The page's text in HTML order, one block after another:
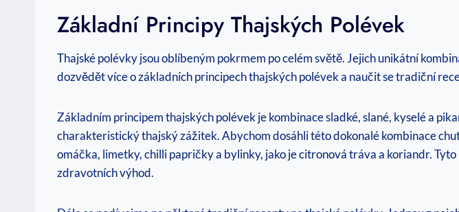
Základní Principy Thajských Polévek
Thajské polévky jsou oblíbeným pokrmem po celém světě. Jejich unikátní
dozvědět více o základních principech thajských polévek a naučit se tradiční
Základním principem thajských polévek je kombinace sladké, slané, kyselé a
charakteristický thajský zážitek. Abychom dosáhli této dokonalé kombinace
omáčka, limetky, chilli papričky a bylinky, jako je citronová tráva a koriandr.
zdravotních výhod.